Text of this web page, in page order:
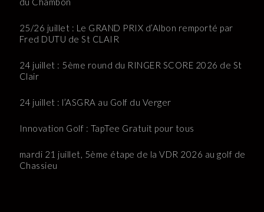
25/26 juillet : Le GRAND PRIX d’Albon remporté par
Fred DUTU de St CLAIR
24 juillet : 5ème round du RINGER SCORE 2026 de St
Clair
24 juillet : l’ASGRA au Golf du Verger
Innovation Golf : TapTee Gratuit pour tous
mardi 21 juillet, 5ème étape de la VDR 2026 au golf de
Chassieu